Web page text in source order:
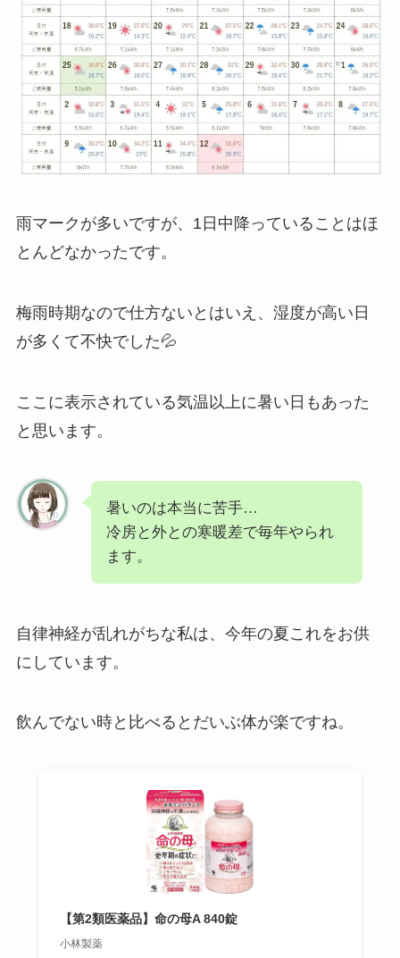
雨マークが多いですが、1日中降っていることはほ
とんどなかったです。
梅雨時期なので仕方ないとはいえ、湿度が高い日
が多くて不快でした💦
ここに表示されている気温以上に暑い日もあった
と思います。
暑いのは本当に苦手…
冷房と外との寒暖差で毎年やられ
ます。
自律神経が乱れがちな私は、今年の夏これをお供
にしています。
飲んでない時と比べるとだいぶ体が楽ですね。
【第2類医薬品】命の母A 840錠
小林製薬